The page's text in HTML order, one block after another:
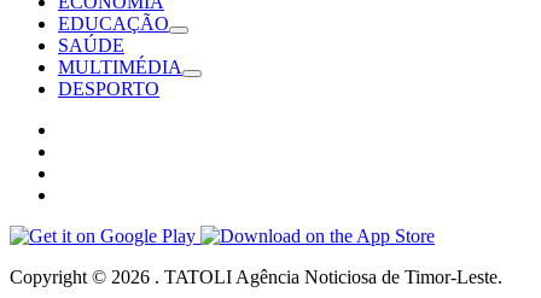
EDUCAÇÃO
SAÚDE
MULTIMÉDIA
DESPORTO
Copyright © 2026 . TATOLI Agência Noticiosa de Timor-Leste.